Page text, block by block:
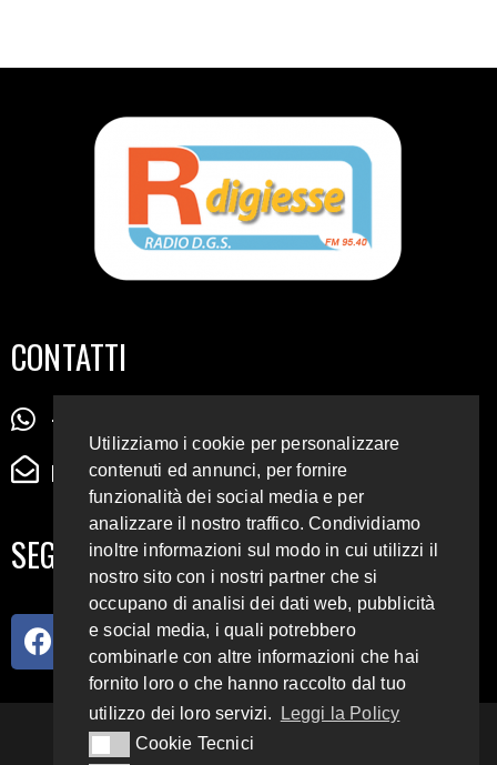
CONTATTI
+39 345 72 72 88 5
radiodigiesse@gmail.com
SEGUICI SUI SOCIAL
Utilizziamo i cookie per personalizzare
contenuti ed annunci, per fornire
funzionalità dei social media e per
analizzare il nostro traffico. Condividiamo
inoltre informazioni sul modo in cui utilizzi il
nostro sito con i nostri partner che si
occupano di analisi dei dati web, pubblicità
e social media, i quali potrebbero
combinarle con altre informazioni che hai
fornito loro o che hanno raccolto dal tuo
utilizzo dei loro servizi.
Leggi la Policy
Cookie Tecnici
Cookie Tecnici